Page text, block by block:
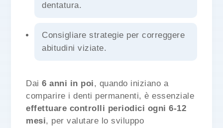
dentatura.
Consigliare strategie per correggere
abitudini viziate.
Dai6 anni in poi, quando iniziano a
comparire i denti permanenti, è essenziale
effettuare controlli periodici ogni 6-12
mesi, per valutare lo sviluppo